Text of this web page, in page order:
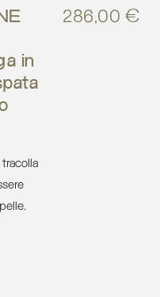
in
286,00€